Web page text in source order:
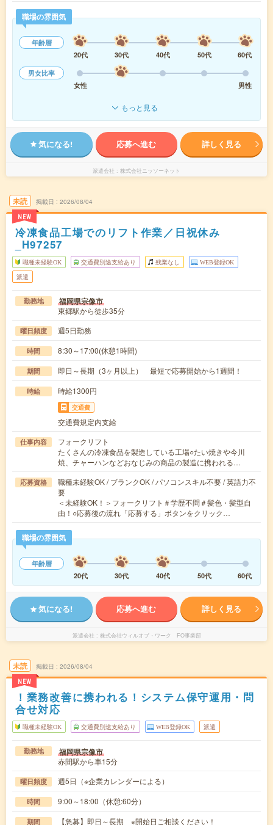
職場の雰囲気
年齢層
20代
30代 40代 50代
60代
男女比率
女性
男性
もっと見る
気になる! 応募へ進む 詳しく見る
派遣会社 株式会社ニッソーネット
未読
NEW
掲載日 2026/08/04
冷凍食品工場でのリフト作業／日祝休み
_H97257
職種未経験OK 交通費別途支給あり 残業なし WEB登録OK
派遣
勤務地 福岡県宗像市
東郷駅から徒歩35分
曜日頻度 週5日勤務
時間 8:30～17:00(休憩1時間)
期間 即日～長期（3ヶ月以上） 最短で応募開始から1週間！
時給 時給1300円
交通費
交通費規定内支給
仕事内容
フォークリフト
たくさんの冷凍食品を製造している工場○たい焼きや今川
焼、チャーハンなどおなじみの商品の製造に携われる…
応募資格
職種未経験OK / ブランクOK / パソコンスキル不要 / 英語力不
要
＜未経験OK！＞フォークリフト＃学歴不問＃髪色・髪型自
由！○応募後の流れ「応募する」ボタンをクリック…
職場の雰囲気
年齢層
20代
30代 40代 50代 60代
気になる! 応募へ進む 詳しく見る
派遣会社 株式会社ウィルオブ・ワーク FO事業部
未読
NEW
掲載日 2026/08/04
！業務改善に携われる！システム保守運用・問
合せ対応
職種未経験OK 交通費別途支給あり WEB登録OK 派遣
勤務地 福岡県宗像市
赤間駅から車15分
曜日頻度 週5日（※企業カレンダーによる）
時間 9:00～18:00（休憩:60分）
期間 【急募】即日～長期 ※開始日ご相談ください！